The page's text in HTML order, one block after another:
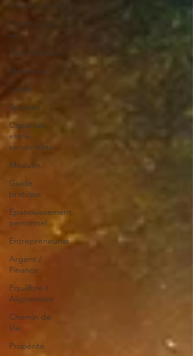
Tous les posts
Coaching de
vie
Transformation
Mentorat
Guide
Spirituel
Capacités
extra-
sensorielles
Méduim
Guide
pratique
Epanouissement
personnel
Entrepreneuriat
Argent /
Finance
Equilibre /
Alignement
Chemin de
Vie
Propérité